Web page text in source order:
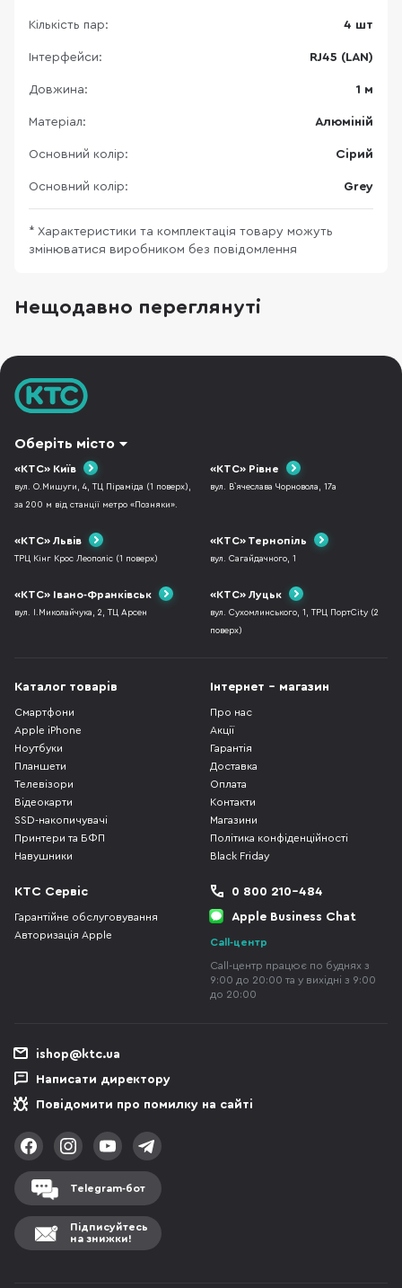
Кількість пар: 4 шт
Інтерфейси: RJ45 (LAN)
Довжина: 1 м
Матеріал: Алюміній
Основний колір: Сірий
Основний колір: Grey
* Характеристики та комплектація товару можуть
змінюватися виробником без повідомлення
Нещодавно переглянуті
Оберіть місто
«КТС» Київ
вул. О.Мишуги, 4, ТЦ Піраміда (1 поверх),
за 200 м від станції метро «Позняки».
«КТС» Рівне
вул. В`ячеслава Чорновола, 17а
«КТС» Львів
ТРЦ Кінг Крос Леополіс (1 поверх)
«КТС» Тернопіль
вул. Сагайдачного, 1
«КТС» Івано-Франківськ
вул. І.Миколайчука, 2, ТЦ Арсен
«КТС» Луцьк
вул. Сухомлинського, 1, ТРЦ ПортCity (2
поверх)
Каталог товарів
Смартфони
Apple iPhone
Ноутбуки
Планшети
Телевізори
Відеокарти
SSD-накопичувачі
Принтери та БФП
Навушники
Інтернет - магазин
Про нас
Акції
Гарантія
Доставка
Оплата
Контакти
Магазини
Політика конфіденційності
Black Friday
КТС Сервіс
Гарантійне обслуговування
Авторизація Apple
0 800 210-484
Apple Business Chat
Call-центр
Call-центр працює по буднях з
9:00 до 20:00 та у вихідні з 9:00
до 20:00
ishop@ktc.ua
Написати директору
Повідомити про помилку на сайті
Telegram-бот
Підписуйтесь
на знижки!